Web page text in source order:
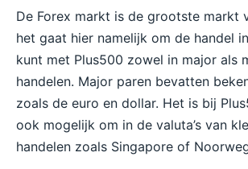
De Forex markt is de grootste markt
het gaat hier namelijk om de handel
kunt met Plus500 zowel in major als
handelen. Major paren bevatten
zoals de euro en dollar. Het is bij
ook mogelijk om in de valuta’s van
handelen zoals Singapore of